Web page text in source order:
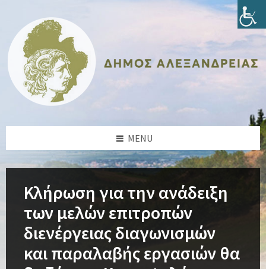
content
sidebar
sidebar
footer
MENU
Κλήρωση για την ανάδειξη
των μελών επιτροπών
διενέργειας διαγωνισμών
και παραλαβής εργασιών θα